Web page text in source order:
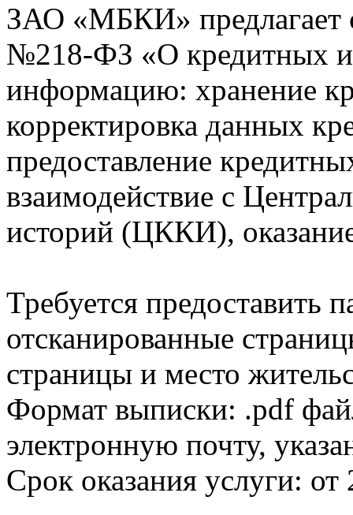
ЗАО «МБКИ» предлагает
№218-ФЗ «О кредитных
информацию: хранение
корректировка данных
предоставление
взаимодействие с
историй (ЦККИ),
Требуется предоставить
отсканированные
страницы и место
Формат выписки: .pdf
электронную почту,
Срок оказания услуги: от